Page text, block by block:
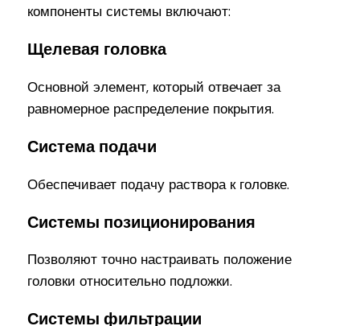
компоненты системы включают:
Щелевая головка
Основной элемент, который отвечает за
равномерное распределение покрытия.
Система подачи
Обеспечивает подачу раствора к головке.
Системы позиционирования
Позволяют точно настраивать положение
головки относительно подложки.
Системы фильтрации